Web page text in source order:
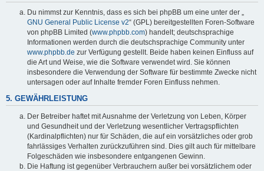
Du nimmst zur Kenntnis, dass es sich bei phpBB um eine unter der „
GNU General Public License v2“ (GPL) bereitgestellten Foren-Software
von phpBB Limited (www.phpbb.com) handelt; deutschsprachige
Informationen werden durch die deutschsprachige Community unter
www.phpbb.de zur Verfügung gestellt. Beide haben keinen Einfluss auf
die Art und Weise, wie die Software verwendet wird. Sie können
insbesondere die Verwendung der Software für bestimmte Zwecke nicht
untersagen oder auf Inhalte fremder Foren Einfluss nehmen.
5. GEWÄHRLEISTUNG
Der Betreiber haftet mit Ausnahme der Verletzung von Leben, Körper
und Gesundheit und der Verletzung wesentlicher Vertragspflichten
(Kardinalpflichten) nur für Schäden, die auf ein vorsätzliches oder grob
fahrlässiges Verhalten zurückzuführen sind. Dies gilt auch für mittelbare
Folgeschäden wie insbesondere entgangenen Gewinn.
Die Haftung ist gegenüber Verbrauchern außer bei vorsätzlichem oder